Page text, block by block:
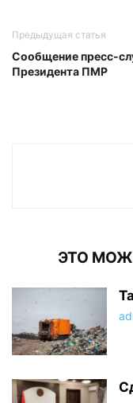
Предыдущая статья
Сообщение пресс-
Президента ПМР
ЭТО